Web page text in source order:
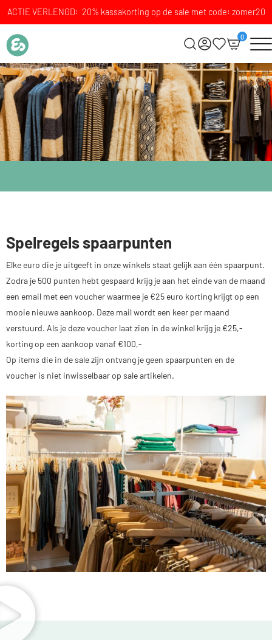
ACTIE VERLENGD: 20% kassakorting op de sale met code: zomer20
0
Spelregels spaarpunten
Elke euro die je uitgeeft in onze winkels staat gelijk aan één spaarpunt.
Zodra je 500 punten hebt gespaard krijg je aan het einde van de maand
een email met een voucher waarmee je €25 euro korting krijgt op een
mooie nieuwe aankoop. Deze mail wordt een keer per maand
verstuurd. Als je deze voucher laat zien in de winkel krijg je €25,-
korting op een aankoop vanaf €100,-
Op items die in de sale zijn ontvang je geen spaarpunten en de
voucher is niet inwisselbaar op sale artikelen.